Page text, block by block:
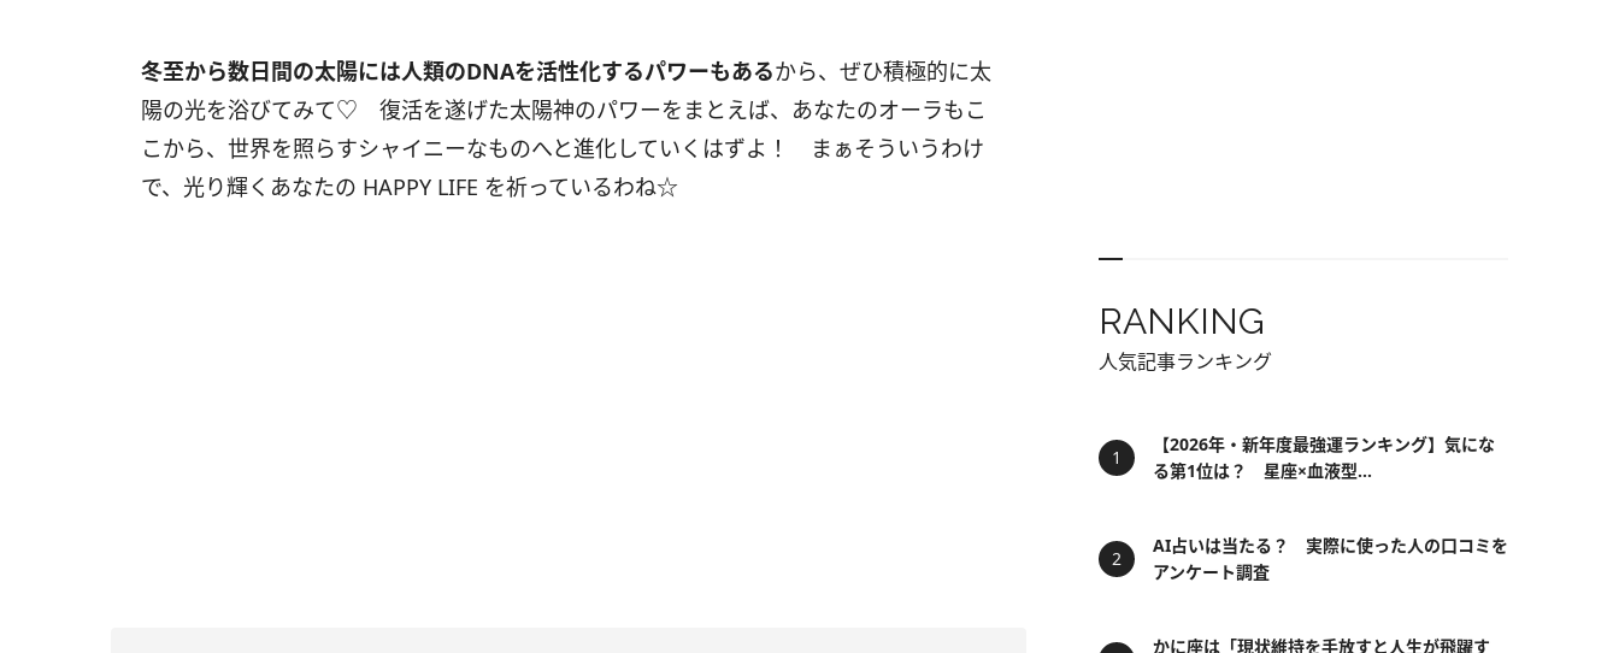
冬至から数日間の太陽には人類のDNAを活性化するパワーもあるから、ぜひ積極的に太
陽の光を浴びてみて♡ 復活を遂げた太陽神のパワーをまとえば、あなたのオーラもこ
こから、世界を照らすシャイニーなものへと進化していくはずよ！ まぁそういうわけ
で、光り輝くあなたの HAPPY LIFE を祈っているわね☆
RANKING
人気記事ランキング
【2026年・新年度最強運ランキング】気にな
る第1位は？ 星座×血液型...
AI占いは当たる？ 実際に使った人の口コミを
アンケート調査
かに座は「現状維持を手放すと人生が飛躍す